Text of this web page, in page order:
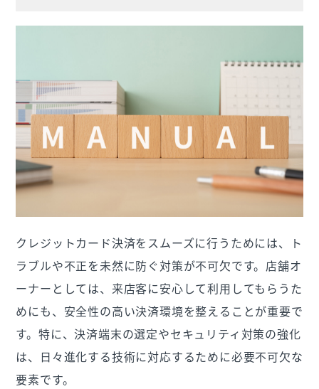
クレジットカード決済をスムーズに行うためには、ト
ラブルや不正を未然に防ぐ対策が不可欠です。店舗オ
ーナーとしては、来店客に安心して利用してもらうた
めにも、安全性の高い決済環境を整えることが重要で
す。特に、決済端末の選定やセキュリティ対策の強化
は、日々進化する技術に対応するために必要不可欠な
要素です。